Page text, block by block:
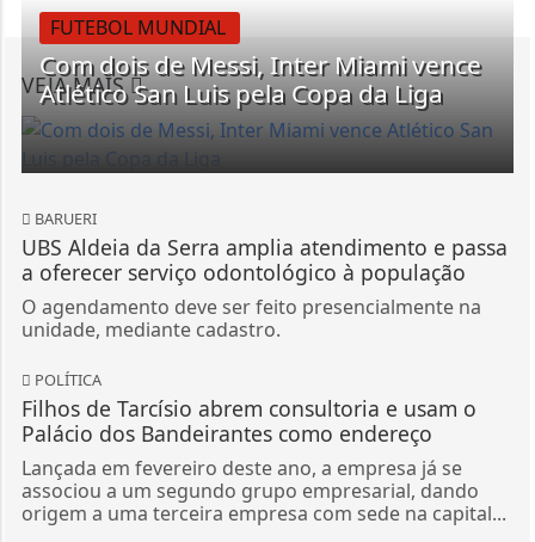
VEJA MAIS
FUTEBOL MUNDIAL
Com dois de Messi, Inter Miami vence
Atlético San Luis pela Copa da Liga
BARUERI
UBS Aldeia da Serra amplia atendimento e passa
a oferecer serviço odontológico à população
O agendamento deve ser feito presencialmente na
unidade, mediante cadastro.
POLÍTICA
Filhos de Tarcísio abrem consultoria e usam o
Palácio dos Bandeirantes como endereço
Lançada em fevereiro deste ano, a empresa já se
associou a um segundo grupo empresarial, dando
origem a uma terceira empresa com sede na capital...